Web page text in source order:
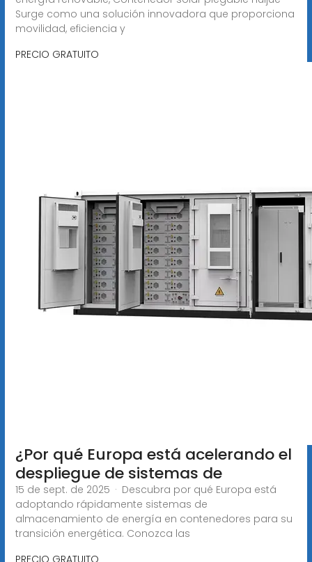
Surge como una solución innovadora que proporciona
movilidad, eficiencia y
PRECIO GRATUITO
¿Por qué Europa está acelerando el
despliegue de sistemas de
15 de sept. de 2025 · Descubra por qué Europa está
adoptando rápidamente sistemas de
almacenamiento de energía en contenedores para su
transición energética. Conozca las
PRECIO GRATUITO